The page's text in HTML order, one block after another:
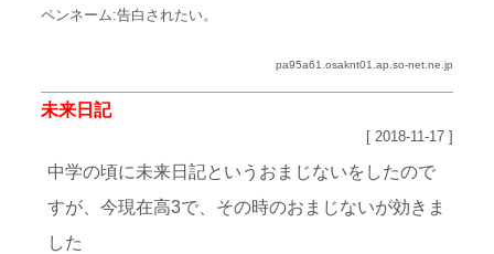
ペンネーム:告白されたい。
pa95a61.osaknt01.ap.so-net.ne.jp
未来日記
[ 2018-11-17 ]
中学の頃に未来日記というおまじないをしたので
すが、今現在高3で、その時のおまじないが効きま
した